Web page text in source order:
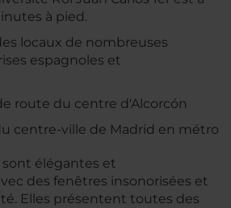
à pied.
locaux de nombreuses
espagnoles et
route du centre d'Alcorcón
centre-ville de Madrid en métro
sont élégantes et
des fenêtres insonorisées et
Elles présentent toutes des